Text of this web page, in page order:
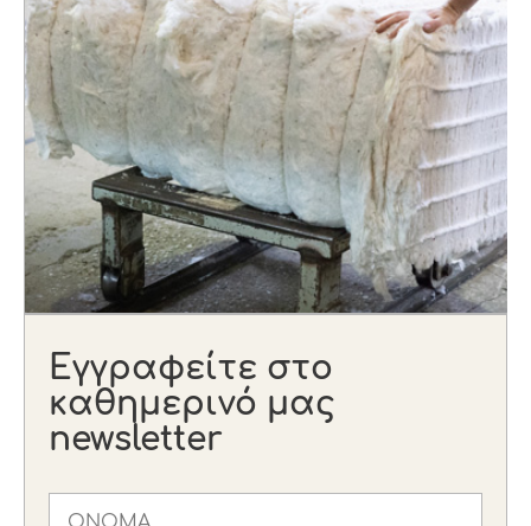
Εγγραφείτε στο
καθημερινό μας
newsletter